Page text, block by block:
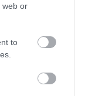
web or
to